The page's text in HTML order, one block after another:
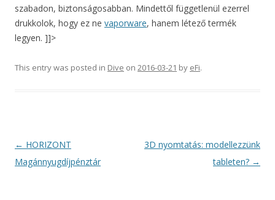
szabadon, biztonságosabban. Mindettől függetlenül ezerrel
drukkolok, hogy ez ne vaporware, hanem létező termék
legyen. ]]>
This entry was posted in Dive on 2016-03-21 by eFi.
Post
navigation
← HORIZONT
Magánnyugdíjpénztár
3D nyomtatás: modellezzünk
tableten? →